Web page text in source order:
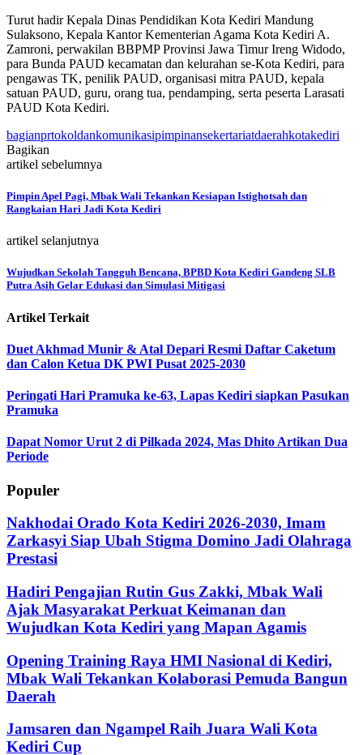
Turut hadir Kepala Dinas Pendidikan Kota Kediri Mandung
Sulaksono, Kepala Kantor Kementerian Agama Kota Kediri A.
Zamroni, perwakilan BBPMP Provinsi Jawa Timur Ireng Widodo,
para Bunda PAUD kecamatan dan kelurahan se-Kota Kediri, para
pengawas TK, penilik PAUD, organisasi mitra PAUD, kepala
satuan PAUD, guru, orang tua, pendamping, serta peserta Larasati
PAUD Kota Kediri.
bagianprtokoldankomunikasipimpinansekertariatdaerahkotakediri
Bagikan
artikel sebelumnya
Pimpin Apel Pagi, Mbak Wali Tekankan Kesiapan Istighotsah dan
Rangkaian Hari Jadi Kota Kediri
artikel selanjutnya
Wujudkan Sekolah Tangguh Bencana, BPBD Kota Kediri Gandeng SLB
Putra Asih Gelar Edukasi dan Simulasi Mitigasi
Artikel Terkait
Duet Akhmad Munir & Atal Depari Resmi Daftar Caketum
dan Calon Ketua DK PWI Pusat 2025-2030
Peringati Hari Pramuka ke-63, Lapas Kediri siapkan Pasukan
Pramuka
Dapat Nomor Urut 2 di Pilkada 2024, Mas Dhito Artikan Dua
Periode
Populer
Nakhodai Orado Kota Kediri 2026-2030, Imam
Zarkasyi Siap Ubah Stigma Domino Jadi Olahraga
Prestasi
Hadiri Pengajian Rutin Gus Zakki, Mbak Wali
Ajak Masyarakat Perkuat Keimanan dan
Wujudkan Kota Kediri yang Mapan Agamis
Opening Training Raya HMI Nasional di Kediri,
Mbak Wali Tekankan Kolaborasi Pemuda Bangun
Daerah
Jamsaren dan Ngampel Raih Juara Wali Kota
Kediri Cup